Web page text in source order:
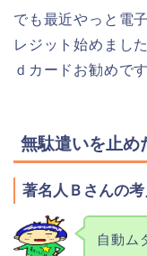
でも最近やっと電
レジット始めまし
ｄカードお勧めです
無駄遣いを止め
著名人Ｂさんの
自動ム